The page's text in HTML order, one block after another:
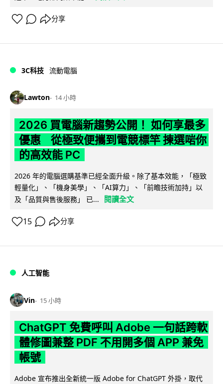
分享
3C科技 流動電腦
Lawton 14 小時
2026 買電腦新趨勢公開！ 如何享最多
優惠 從極致便攜到電競標竿 揀選啱你
的高效能 PC
2026 年的電腦選購基準已經全面升級。除了基本效能，「極致
輕量化」、「機身美學」、「AI算力」、「前瞻技術加持」以
及「品質與售後服務」 已...
閱讀全文
15 分享
人工智能
Vin 15 小時
ChatGPT 免費呼叫 Adobe 一句話跨軟
體修圖兼整 PDF 不用開多個 APP 兼免
帳號
Adobe 宣布推出全新統一版 Adobe for ChatGPT 外掛，取代